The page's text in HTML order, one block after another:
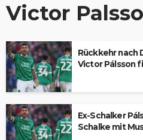
Victor
Rückkehr nach
Victor Pálsson
Ex-Schalker
Schalke mit